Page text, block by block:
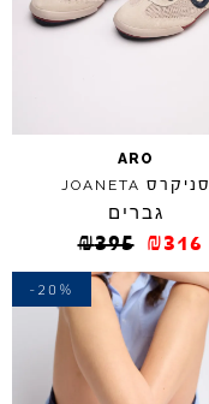
ARO
סניקרס JOANETA
גברים
₪395 ₪316
-20%